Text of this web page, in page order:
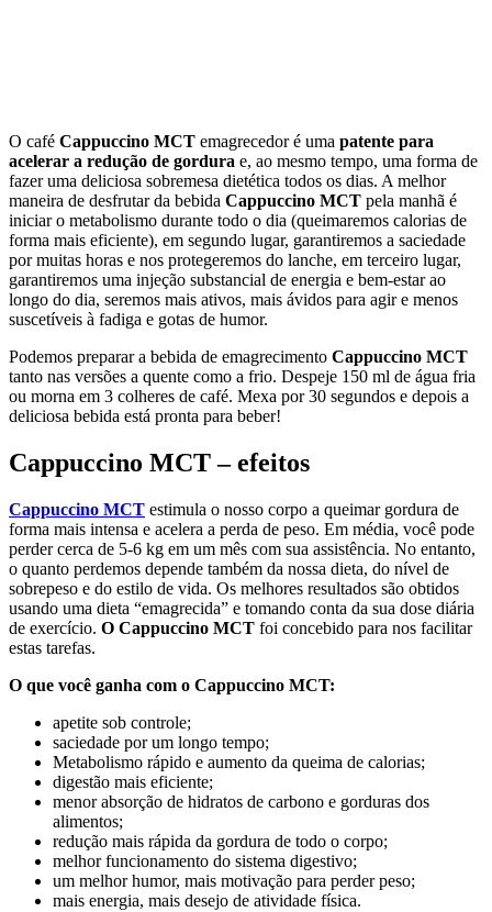
O café Cappuccino MCT emagrecedor é uma patente para
acelerar a redução de gordura e, ao mesmo tempo, uma forma de
fazer uma deliciosa sobremesa dietética todos os dias. A melhor
maneira de desfrutar da bebida Cappuccino MCT pela manhã é
iniciar o metabolismo durante todo o dia (queimaremos calorias de
forma mais eficiente), em segundo lugar, garantiremos a saciedade
por muitas horas e nos protegeremos do lanche, em terceiro lugar,
garantiremos uma injeção substancial de energia e bem-estar ao
longo do dia, seremos mais ativos, mais ávidos para agir e menos
suscetíveis à fadiga e gotas de humor.
Podemos preparar a bebida de emagrecimento Cappuccino MCT
tanto nas versões a quente como a frio. Despeje 150 ml de água fria
ou morna em 3 colheres de café. Mexa por 30 segundos e depois a
deliciosa bebida está pronta para beber!
Cappuccino MCT – efeitos
Cappuccino MCT estimula o nosso corpo a queimar gordura de
forma mais intensa e acelera a perda de peso. Em média, você pode
perder cerca de 5-6 kg em um mês com sua assistência. No entanto,
o quanto perdemos depende também da nossa dieta, do nível de
sobrepeso e do estilo de vida. Os melhores resultados são obtidos
usando uma dieta “emagrecida” e tomando conta da sua dose diária
de exercício. O Cappuccino MCT foi concebido para nos facilitar
estas tarefas.
O que você ganha com o Cappuccino MCT:
apetite sob controle;
saciedade por um longo tempo;
Metabolismo rápido e aumento da queima de calorias;
digestão mais eficiente;
menor absorção de hidratos de carbono e gorduras dos
alimentos;
redução mais rápida da gordura de todo o corpo;
melhor funcionamento do sistema digestivo;
um melhor humor, mais motivação para perder peso;
mais energia, mais desejo de atividade física.